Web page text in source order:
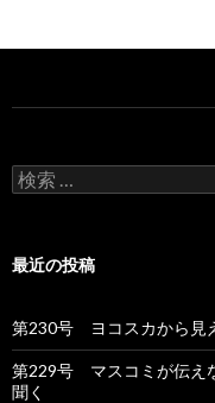
シ
ン
検
索
最近の投稿
第230号 ヨコスカから見
第229号 マスコミが伝え
聞く